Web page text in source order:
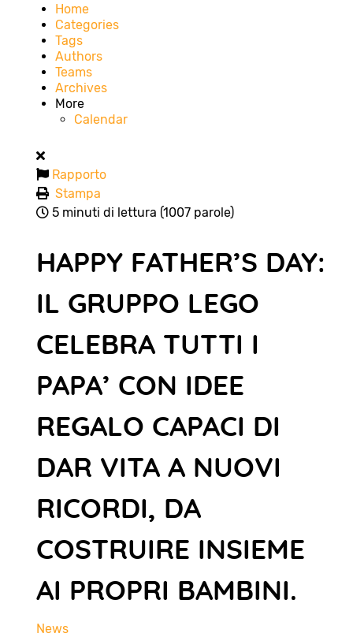
Home
Categories
Tags
Authors
Teams
Archives
More
Calendar
Rapporto
Stampa
5 minuti di lettura (1007 parole)
HAPPY FATHER’S DAY:
IL GRUPPO LEGO
CELEBRA TUTTI I
PAPA’ CON IDEE
REGALO CAPACI DI
DAR VITA A NUOVI
RICORDI, DA
COSTRUIRE INSIEME
AI PROPRI BAMBINI.
News